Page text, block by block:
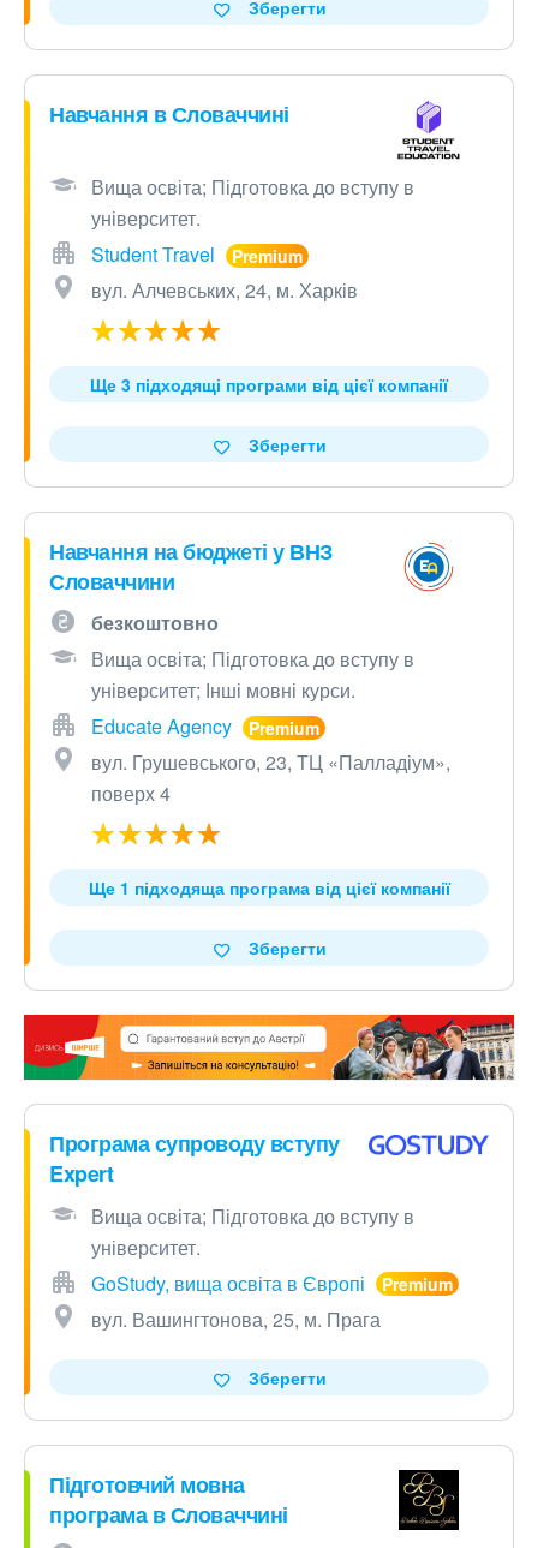
Зберегти
Навчання в Словаччині
Вища освіта; Підготовка до вступу в
університет.
Student Travel
вул. Алчевських, 24, м. Харків
Ще 3 підходящі програми від цієї компанії
Зберегти
Навчання на бюджеті у ВНЗ
Словаччини
безкоштовно
Вища освіта; Підготовка до вступу в
університет; Інші мовні курси.
Educate Agency
вул. Грушевського, 23, ТЦ «Палладіум»,
поверх 4
Ще 1 підходяща програма від цієї компанії
Зберегти
Програма супроводу вступу
Expert
Вища освіта; Підготовка до вступу в
університет.
GoStudy, вища освіта в Європі
вул. Вашингтонова, 25, м. Прага
Зберегти
Підготовчий мовна
програма в Словаччині